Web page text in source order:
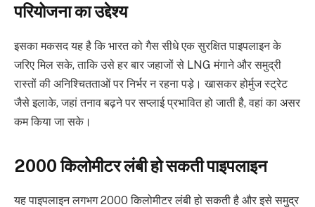
परियोजना का उद्देश्य
इसका मकसद यह है कि भारत को गैस सीधे एक सुरक्षित पाइपलाइन के
जरिए मिल सके, ताकि उसे हर बार जहाजों से LNG मंगाने और समुद्री
रास्तों की अनिश्चितताओं पर निर्भर न रहना पड़े। खासकर होर्मुज स्ट्रेट
जैसे इलाके, जहां तनाव बढ़ने पर सप्लाई प्रभावित हो जाती है, वहां का असर
कम किया जा सके।
2000 किलोमीटर लंबी हो सकती पाइपलाइन
यह पाइपलाइन लगभग 2000 किलोमीटर लंबी हो सकती है और इसे समुद्र